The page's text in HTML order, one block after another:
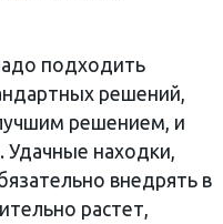
подходить
решений,
решением, и
Удачные находки,
внедрять в
растет,